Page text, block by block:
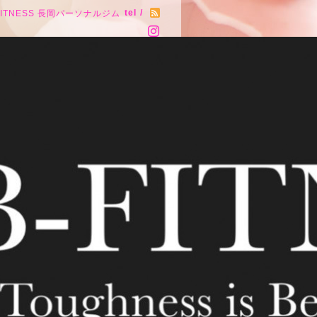
長岡パーソナルジム tel /